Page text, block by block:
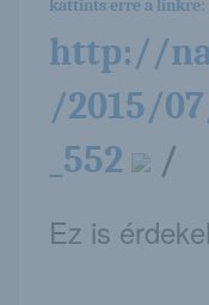
kattints erre a
http://
/2015/
_552
/
Ez is